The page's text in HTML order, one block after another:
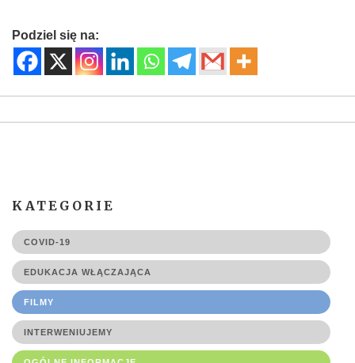
Podziel się na:
KATEGORIE
COVID-19
EDUKACJA WŁĄCZAJĄCA
FILMY
INTERWENIUJEMY